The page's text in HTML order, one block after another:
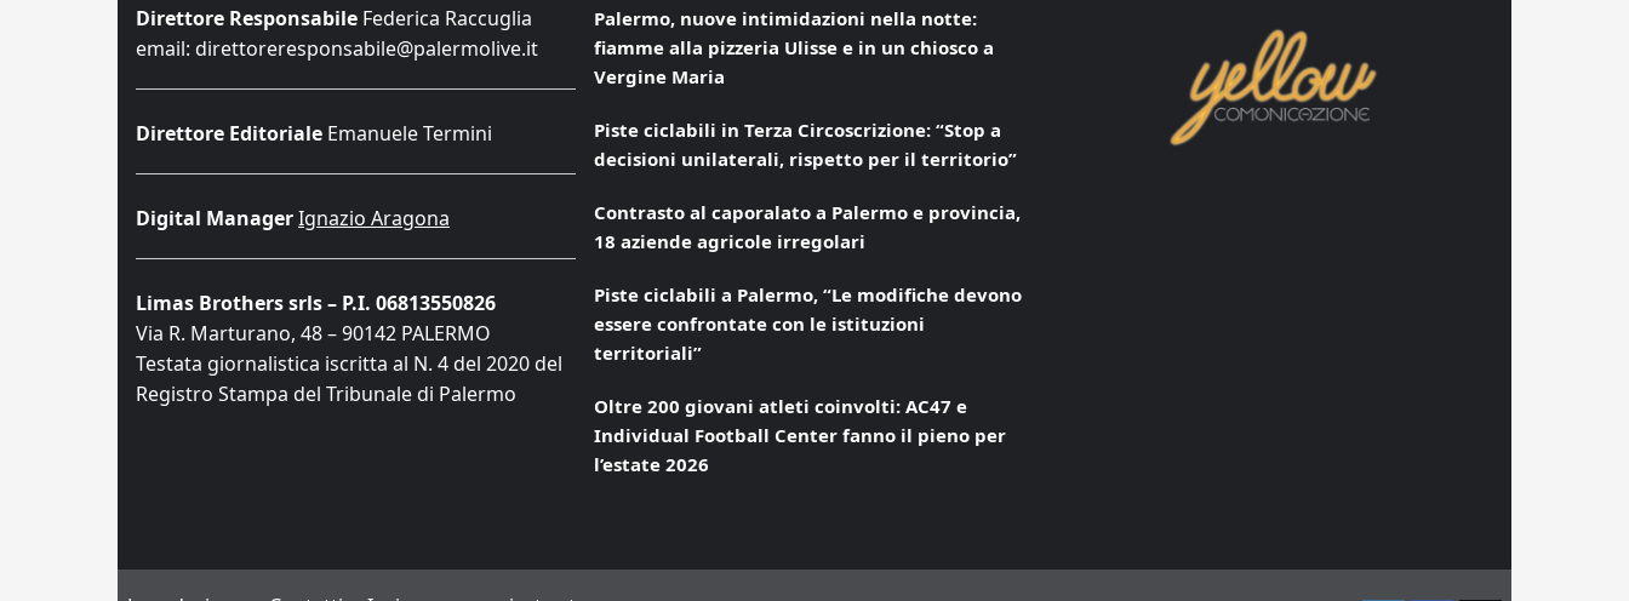
Direttore Responsabile Federica Raccuglia
email: direttoreresponsabile@palermolive.it
Direttore Editoriale Emanuele Termini
Digital ManagerIgnazio Aragona
Limas Brothers srls – P.I. 06813550826
Via R. Marturano, 48 – 90142 PALERMO
Testata giornalistica iscritta al N. 4 del 2020 del
Registro Stampa del Tribunale di Palermo
Palermo, nuove intimidazioni nella notte:
fiamme alla pizzeria Ulisse e in un chiosco a
Vergine Maria
Piste ciclabili in Terza Circoscrizione: “Stop a
decisioni unilaterali, rispetto per il territorio”
Contrasto al caporalato a Palermo e provincia,
18 aziende agricole irregolari
Piste ciclabili a Palermo, “Le modifiche devono
essere confrontate con le istituzioni
territoriali”
Oltre 200 giovani atleti coinvolti: AC47 e
Individual Football Center fanno il pieno per
l’estate 2026